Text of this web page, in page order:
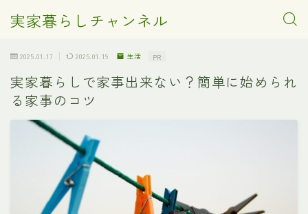
実家暮らしチャンネル
2025.01.17 2025.01.19 生活 PR
実家暮らしで家事出来ない？簡単に始められ
る家事のコツ